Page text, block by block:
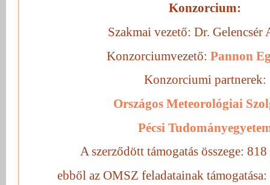
Konzorcium:
Szakmai vezető: Dr. Gelencsér
Konzorciumvezető: Pannon
Konzorciumi partnerek:
Országos Meteorológiai
Pécsi
A szerződött támogatás összege:
ebből az OMSZ feladatainak